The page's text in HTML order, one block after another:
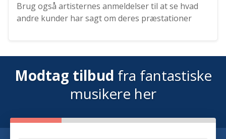
Brug også artisternes anmeldelser til at se hvad
andre kunder har sagt om deres præstationer
Modtag tilbud fra fantastiske
musikere her